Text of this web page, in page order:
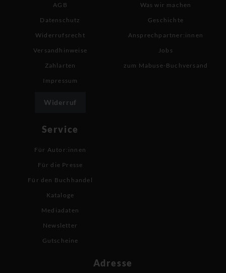
AGB
Datenschutz
Widerrufsrecht
Versandhinweise
Zahlarten
Impressum
Widerruf
Was wir machen
Geschichte
Ansprechpartner:innen
Jobs
zum Mabuse-Buchversand
Service
Für Autor:innen
Für die Presse
Für den Buchhandel
Kataloge
Mediadaten
Newsletter
Gutscheine
Adresse